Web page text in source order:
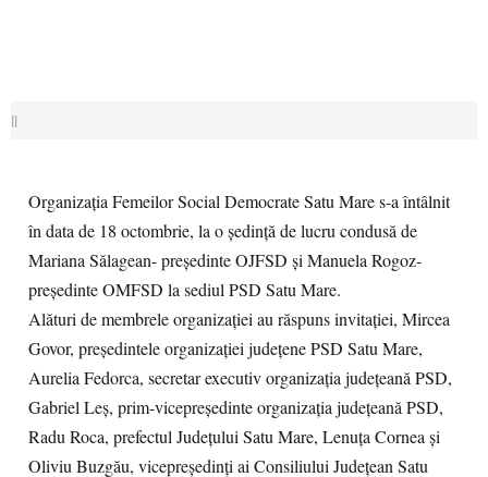
||
Organizația Femeilor Social Democrate Satu Mare s-a întâlnit
în data de 18 octombrie, la o ședință de lucru condusă de
Mariana Sălagean- președinte OJFSD și Manuela Rogoz-
președinte OMFSD la sediul PSD Satu Mare.
Alături de membrele organizației au răspuns invitației, Mircea
Govor, președintele organizației județene PSD Satu Mare,
Aurelia Fedorca, secretar executiv organizația județeană PSD,
Gabriel Leș, prim-vicepreședinte organizația județeană PSD,
Radu Roca, prefectul Județului Satu Mare, Lenuța Cornea și
Oliviu Buzgău, vicepreședinți ai Consiliului Județean Satu